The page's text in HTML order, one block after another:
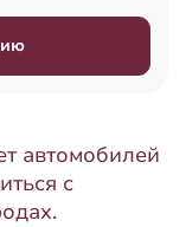
автомобилей
с